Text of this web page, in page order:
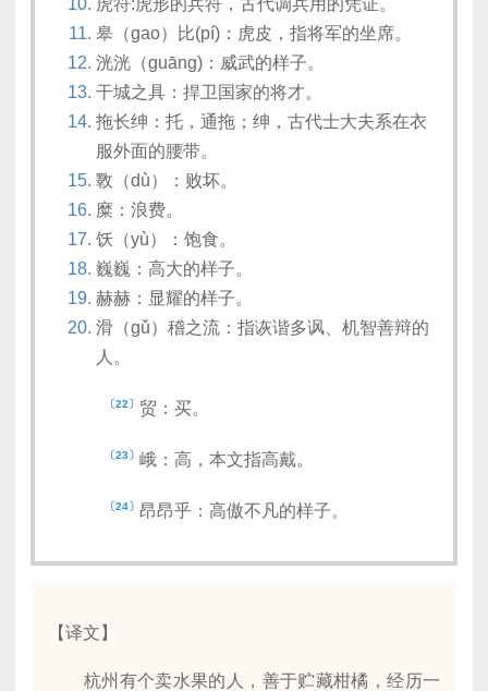
皋（gao）比(pí)：虎皮，指将军的坐席。
洸洸（guāng)：威武的样子。
干城之具：捍卫国家的将才。
拖长绅：托，通拖；绅，古代士大夫系在衣
服外面的腰带。
斁（dù）：败坏。
糜：浪费。
饫（yù）：饱食。
巍巍：高大的样子。
赫赫：显耀的样子。
滑（gǔ）稽之流：指诙谐多讽、机智善辩的
人。
〔22〕 贸：买。
〔23〕 峨：高，本文指高戴。
〔24〕 昂昂乎：高傲不凡的样子。
【译文】
杭州有个卖水果的人，善于贮藏柑橘，经历一